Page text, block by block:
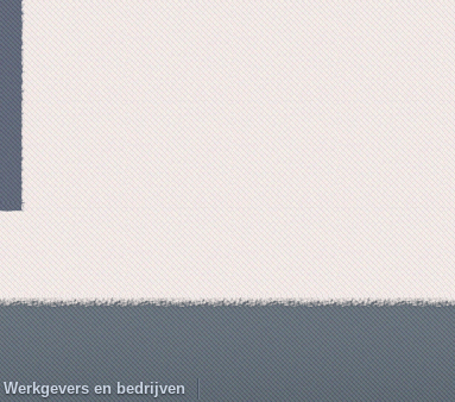
Werkgevers en bedrijven